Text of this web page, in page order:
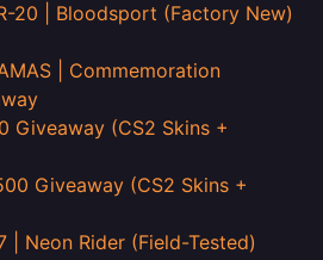
20 | Bloodsport (Factory New)
| Commemoration
Giveaway (CS2 Skins +
Giveaway (CS2 Skins +
| Neon Rider (Field-Tested)